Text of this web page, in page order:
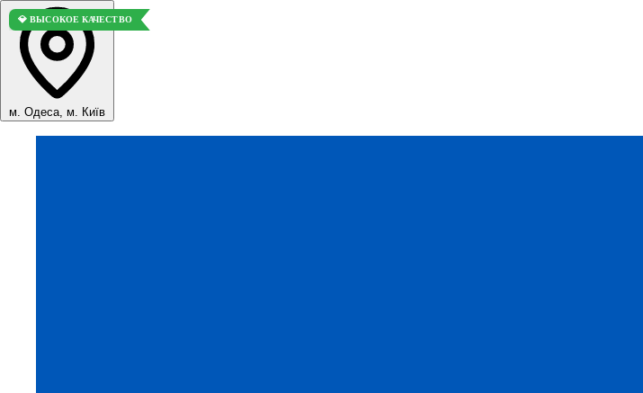
м. Одеса, м. Київ
💎 ВЫСОКОЕ КАЧЕСТВО